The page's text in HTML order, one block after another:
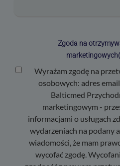
Zgoda na
marketingowych
Wyrażam zgodę na
osobowych: adres
Balticmed
marketingowym -
informacjami o usługach
wydarzeniach na podany adres
wiadomości, że mam
wycofać zgodę.